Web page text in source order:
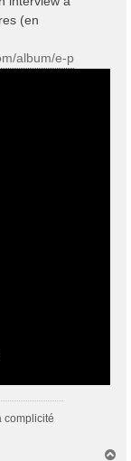
(en
album/e-p
complicité